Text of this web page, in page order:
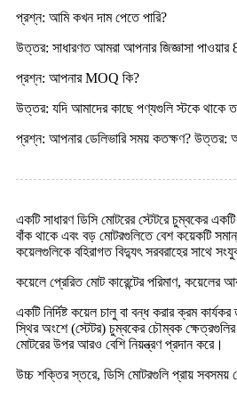
প্রশ্ন: আমি কখন দাম পেতে পারি?
উত্তর: সাধারণত আমরা আপনার জিজ্ঞাসা পাওয়ার
প্রশ্ন: আপনার MOQ কি?
উত্তর: যদি আমাদের কাছে পণ্যগুলি স্টকে
প্রশ্ন: আপনার ডেলিভারি সময় কতক্ষণ? উত্তর:
একটি সাধারণ ডিসি মোটরের স্টেটরে চুম্বকের
বাঁক থাকে এবং বড় মোটরগুলিতে বেশ কয়েকটি
কয়েলগুলিকে বহিরাগত বিদ্যুৎ সরবরাহের সাথে
কয়েলে প্রেরিত মোট কারেন্টের পরিমাণ, কয়েলের
একটি নির্দিষ্ট কয়েল চালু বা বন্ধ করার ক্রম
স্থির অংশে (স্টেটর) চুম্বকের চৌম্বক ক্ষেত্রগুলির
মোটরের উপর আরও বেশি নিয়ন্ত্রণ প্রদান করে।
উচ্চ শক্তির স্তরে, ডিসি মোটরগুলি প্রায় সবসময়